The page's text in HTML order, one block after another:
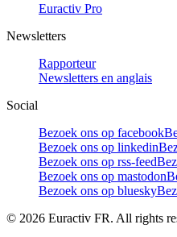
Euractiv Pro
Newsletters
Rapporteur
Newsletters en anglais
Social
Bezoek ons op facebook
Bezoek ons op linkedin
Bezoek ons op rss-feed
Bezoek ons op mastodon
Bezoek ons op bluesky
© 2026 Euractiv FR. All rights